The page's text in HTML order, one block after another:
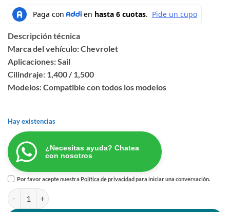
Descripción técnica
Marca del vehículo: Chevrolet
Aplicaciones: Sail
Cilindraje: 1,400 / 1,500
Modelos: Compatible con todos los modelos
Hay existencias
¿Necesitas ayuda? Chatea
con nosotros
Por favor acepte nuestraPolítica de privacidad para iniciar una conversación.
BOMBA AGUA SAIL cantidad